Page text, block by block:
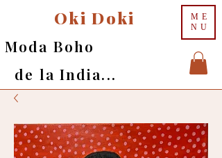
ME
NU
Oki Doki
Moda Boho
de la India...